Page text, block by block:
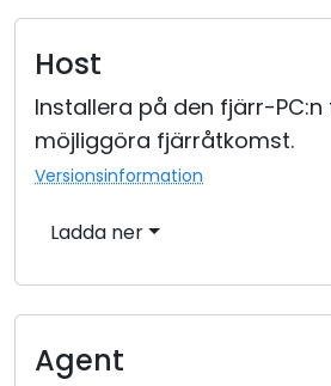
Host
Installera på den fjärr-
möjliggöra fjärråtkomst.
Versionsinformation
Ladda ner
Agent